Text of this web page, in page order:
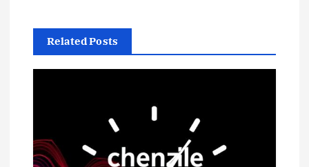
g
s
a
Related Posts